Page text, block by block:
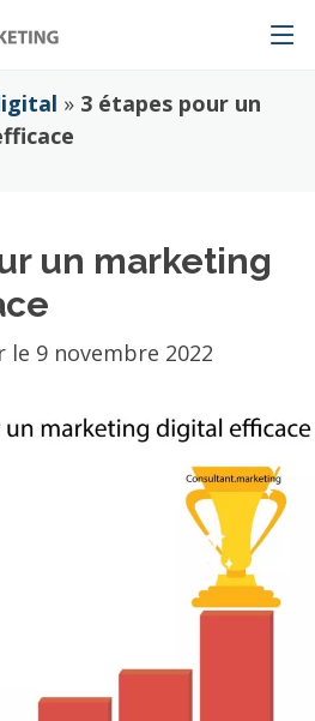
» 3 étapes pour un
un marketing
le 9 novembre 2022